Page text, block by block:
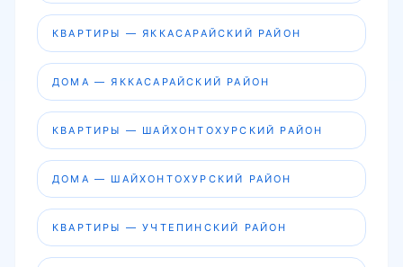
КВАРТИРЫ — ЯККАСАРАЙСКИЙ РАЙОН
ДОМА — ЯККАСАРАЙСКИЙ РАЙОН
КВАРТИРЫ — ШАЙХОНТОХУРСКИЙ РАЙОН
ДОМА — ШАЙХОНТОХУРСКИЙ РАЙОН
КВАРТИРЫ — УЧТЕПИНСКИЙ РАЙОН